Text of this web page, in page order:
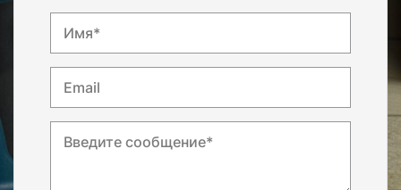
Имя*
Email
Введите сообщение*